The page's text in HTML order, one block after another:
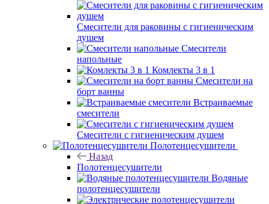
Смесители для раковины с гигиеническим
душем
Смесители
напольные
Комлекты 3 в 1
Смесители на
борт ванны
Встраиваемые
смесители
Смесители с гигиеническим душем
Полотенцесушители
Назад
Полотенцесушители
Водяные
полотенцесушители